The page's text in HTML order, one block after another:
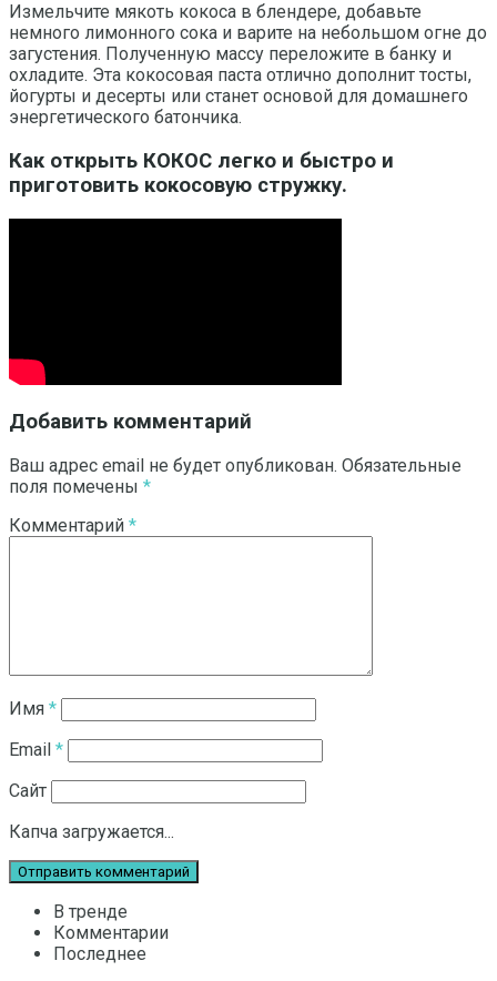
Измельчите мякоть кокоса в блендере, добавьте
немного лимонного сока и варите на небольшом огне до
загустения. Полученную массу переложите в банку и
охладите. Эта кокосовая паста отлично дополнит тосты,
йогурты и десерты или станет основой для домашнего
энергетического батончика.
Как открыть КОКОС легко и быстро и
приготовить кокосовую стружку.
Добавить комментарий
Ваш адрес email не будет опубликован. Обязательные
поля помечены *
Комментарий *
Имя *
Email *
Сайт
Капча загружается...
В тренде
Комментарии
Последнее